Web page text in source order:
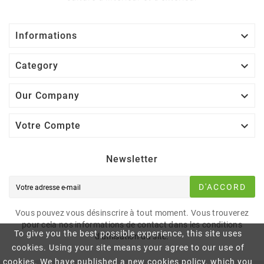
To give you the best possible experience, this site uses
cookies. Using your site means your agree to our use of
cookies. We have published a new cookies policy, which you
Informations 
Category 
Our Company 
Votre Compte 
Newsletter
D'ACCORD
Vous pouvez vous désinscrire à tout moment. Vous trouverez
pour cela nos informations de contact dans les conditions
d'utilisation du site.